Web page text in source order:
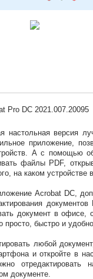
настольная версия
приложение,
А с помощью
файлы PDF,
на каком устройстве
Acrobat DC,
документ в офисе,
быстро и удобно.
любой
и откройте в
отредактировать
документе.